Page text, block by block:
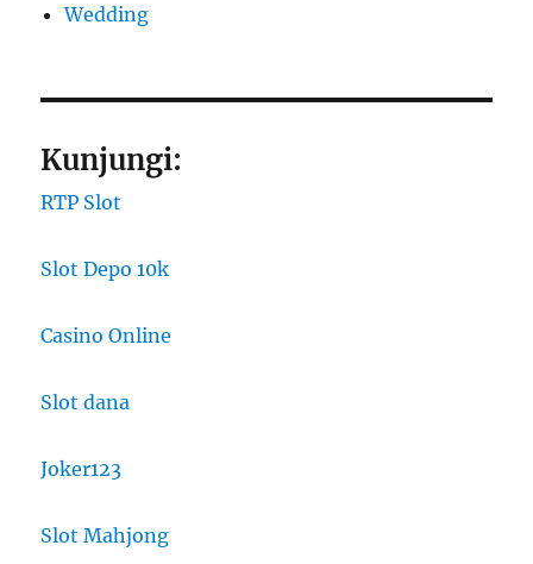
Wedding
Kunjungi:
RTP Slot
Slot Depo 10k
Casino Online
Slot dana
Joker123
Slot Mahjong